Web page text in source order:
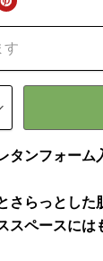
す
タンフォー
さらっとし
スペースに